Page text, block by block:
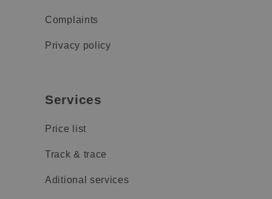
Complaints
Privacy policy
Services
Price list
Track & trace
Aditional services